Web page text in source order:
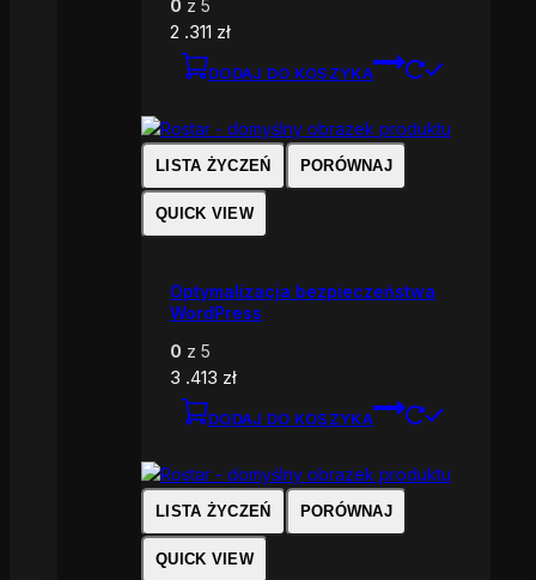
0 z 5
2 .311 zł
DODAJ DO KOSZYKA
LISTA ŻYCZEŃ PORÓWNAJ
QUICK VIEW
Optymalizacja bezpieczeństwa
WordPress
0 z 5
3 .413 zł
DODAJ DO KOSZYKA
LISTA ŻYCZEŃ PORÓWNAJ
QUICK VIEW